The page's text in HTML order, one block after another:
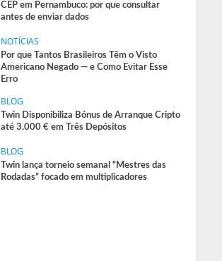
CEP em Pernambuco: por que consultar
antes de enviar dados
NOTÍCIAS
Por que Tantos Brasileiros Têm o Visto
Americano Negado — e Como Evitar Esse
Erro
BLOG
Twin Disponibiliza Bónus de Arranque Cripto
até 3.000 € em Três Depósitos
BLOG
Twin lança torneio semanal “Mestres das
Rodadas” focado em multiplicadores